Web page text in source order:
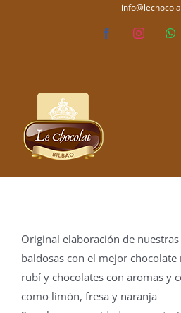
FacebookInstagram
Original elaboración de
baldosas con el mejor chocolate
rubí y chocolates con aromas y
como limón, fresa y naranja